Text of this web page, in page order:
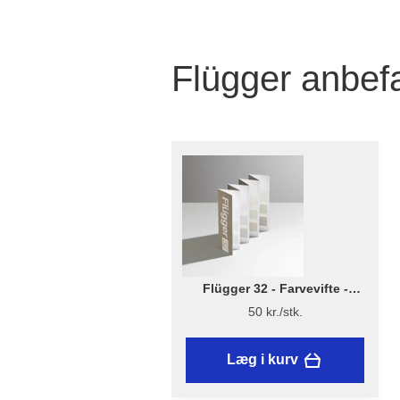
Flügger
Flügger 32 - Farvevifte -
Flügger 32 - Farvekort
50 kr./stk.
Læg i kurv